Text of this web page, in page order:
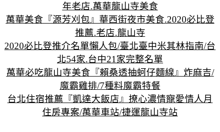
年老店.萬華龍山寺美食
萬華美食『源芳刈包』華西街夜市美食.2020必比登
推薦.老店.龍山寺
2020必比登推介名單懶人包/臺北臺中米其林指南/台
北54家.台中21家完整名單
萬華必吃龍山寺美食『賴桑透抽蚵仔麵線』炸麻吉/
魔霸雞排/7種料魔霸特餐
台北住宿推薦『凱達大飯店』撩心濃情寵愛情人月
住房專案/萬華車站/捷運龍山寺站